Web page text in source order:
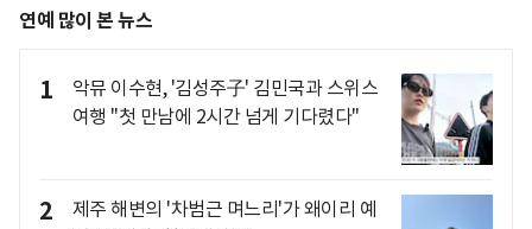
연예 많이 본 뉴스
1
악뮤 이수현, '김성주子' 김민국과 스위스
여행 "첫 만남에 2시간 넘게 기다렸다"
2
제주 해변의 '차범근 며느리'가 왜이리 예